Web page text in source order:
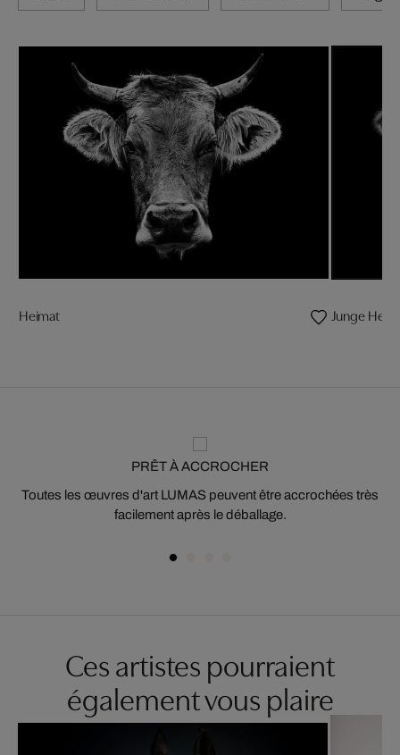
Heimat Junge
PRÊT À ACCROCHER
Toutes les œuvres d'art LUMAS peuvent être accrochées très
facilement après le déballage.
Ces artistes pourraient
également vous plaire